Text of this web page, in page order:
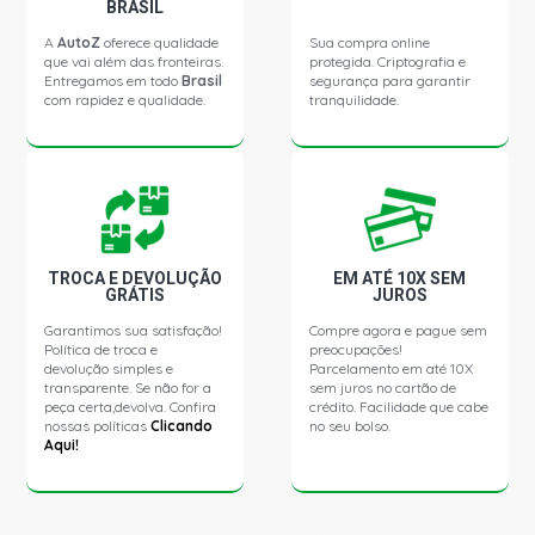
IPANEMA MPFI SLE SW 2.0 8V GASOLINA (1992 - 1995)
IPANEMA FLAIR SW 2.0 8V MPFI GASOLINA (1994 - 1996)
IPANEMA GL SW 2.0 8V MPFI GASOLINA (1994 - 1996)
KADETT SL HATCH 1.8 8V EFI GASOLINA (1992 - 1996)
KADETT SLE HATCH 1.8 8V EFI GASOLINA (1992 - 1995)
KADETT GL HATCH 1.8 8V GASOLINA (1992 - 1996)
BRASIL
AAutoZ oferece qualidade
que vai além das fronteiras.
Entregamos em todoBrasil
com rapidez e qualidade.
Sua compra online
protegida. Criptografia e
segurança para garantir
tranquilidade.
TROCA E DEVOLUÇÃO
GRÁTIS
Garantimos sua satisfação!
Política de troca e
devolução simples e
transparente. Se não for a
peça certa,devolva. Confira
nossas políticasClicando
Aqui!
EM ATÉ 10X SEM
JUROS
Compre agora e pague sem
preocupações!
Parcelamento em até 10X
sem juros no cartão de
crédito. Facilidade que cabe
no seu bolso.